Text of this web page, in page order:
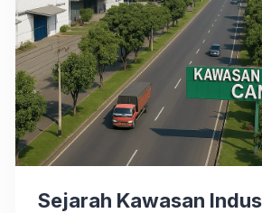
Sejarah Kawasan